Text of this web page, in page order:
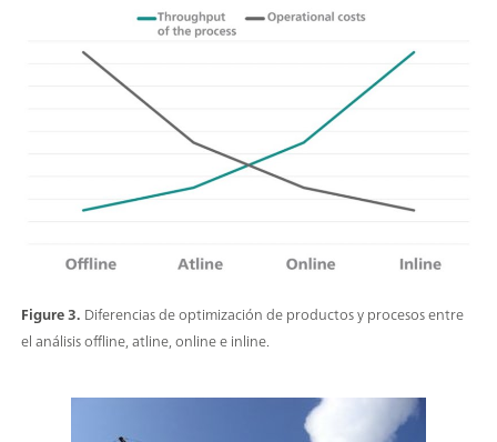
Figure 3. Diferencias de optimización de productos y procesos entre
el análisis offline, atline, online e inline.